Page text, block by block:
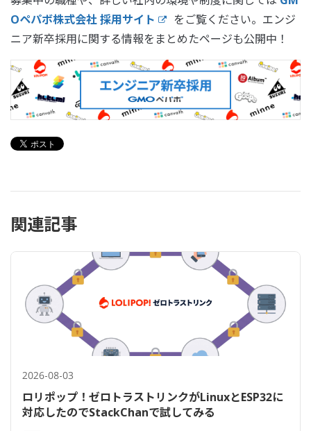
Oペパボ株式会社 採用サイト
をご覧ください。エンジ
ニア新卒採用に関する情報をまとめたページも公開中！
関連記事
2026-08-03
ロリポップ！ゼロトラストリンクがLinuxとESP32に
対応したのでStackChanで試してみる